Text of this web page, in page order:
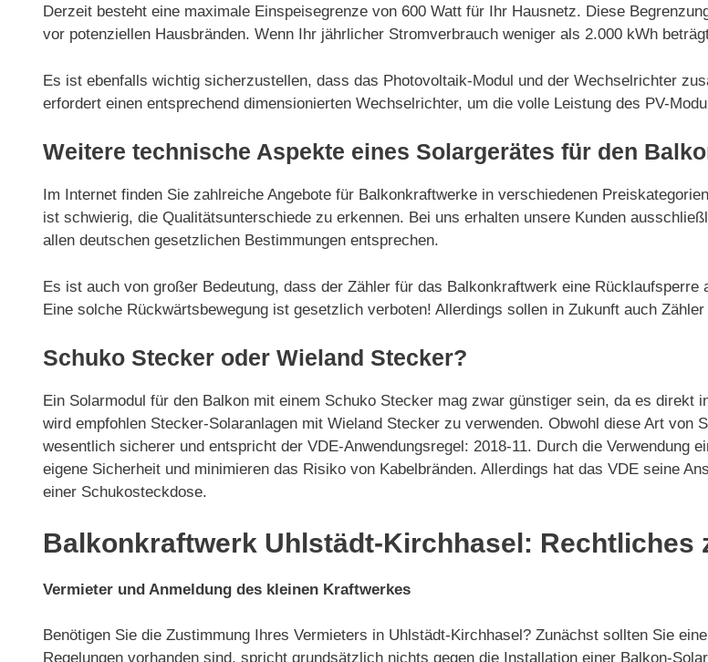
Derzeit besteht eine maximale Einspeisegrenze von 600 Watt für Ihr Hausnetz. Diese
vor potenziellen Hausbränden. Wenn Ihr jährlicher Stromverbrauch weniger als 2.000 kWh
Es ist ebenfalls wichtig sicherzustellen, dass das Photovoltaik-Modul und der Wechselrichter
erfordert einen entsprechend dimensionierten Wechselrichter, um die volle Leistung des PV-
Weitere technische Aspekte eines Solargerätes für den
Im Internet finden Sie zahlreiche Angebote für Balkonkraftwerke in verschiedenen
ist schwierig, die Qualitätsunterschiede zu erkennen. Bei uns erhalten unsere Kunden
allen deutschen gesetzlichen Bestimmungen entsprechen.
Es ist auch von großer Bedeutung, dass der Zähler für das Balkonkraftwerk eine
Eine solche Rückwärtsbewegung ist gesetzlich verboten! Allerdings sollen in Zukunft auch
Schuko Stecker oder Wieland Stecker?
Ein Solarmodul für den Balkon mit einem Schuko Stecker mag zwar günstiger sein, da es
wird empfohlen Stecker-Solaranlagen mit Wieland Stecker zu verwenden. Obwohl diese Art
wesentlich sicherer und entspricht der VDE-Anwendungsregel: 2018-11. Durch die Verwendung
eigene Sicherheit und minimieren das Risiko von Kabelbränden. Allerdings hat das VDE seine
einer Schukosteckdose.
Balkonkraftwerk Uhlstädt-Kirchhasel: Rechtliches
Vermieter und Anmeldung des kleinen Kraftwerkes
Benötigen Sie die Zustimmung Ihres Vermieters in Uhlstädt-Kirchhasel? Zunächst sollten Sie
Regelungen vorhanden sind, spricht grundsätzlich nichts gegen die Installation einer Balkon-